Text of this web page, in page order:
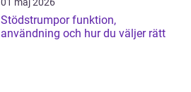
Stödstrumpor funktion,
användning och hur du väljer rätt